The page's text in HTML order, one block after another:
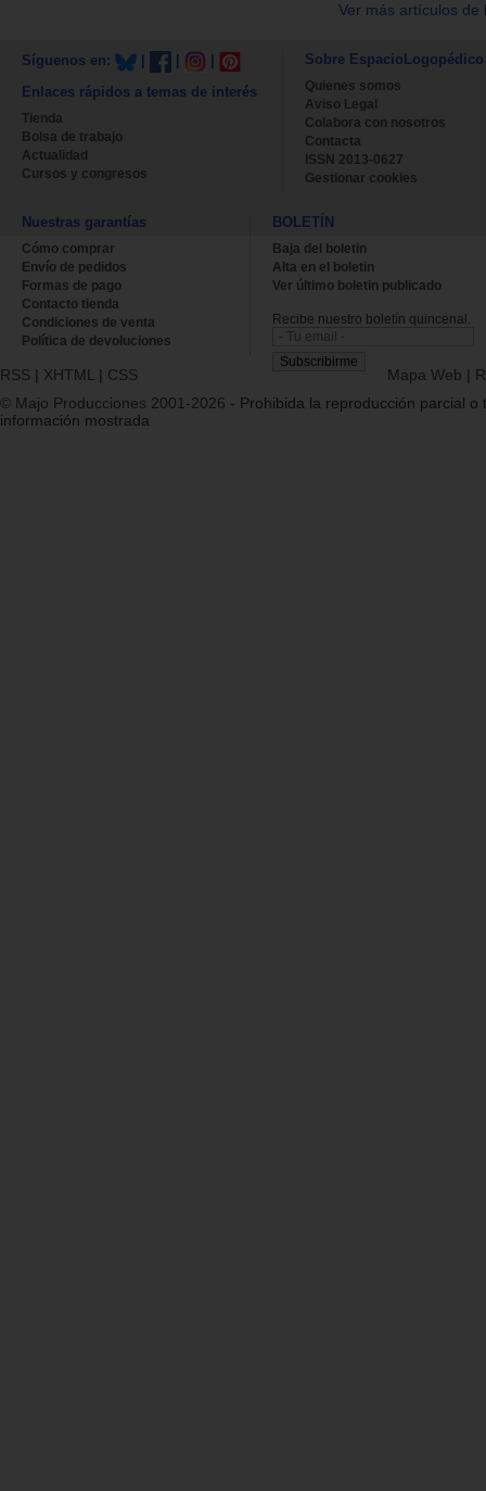
Ver más artículos
Síguenos en:
Enlaces rápidos a temas de interés
Tienda
Bolsa de trabajo
Actualidad
Cursos y congresos
Sobre EspacioLogopédico
Quienes somos
Aviso Legal
Colabora con nosotros
Contacta
ISSN 2013-0627
Gestionar cookies
Nuestras garantías
Cómo comprar
Envío de pedidos
Formas de pago
Contacto tienda
Condiciones de venta
Política de devoluciones
BOLETÍN
Baja del boletin
Alta en el boletin
Ver último boletin publicado
Recibe nuestro boletín quincenal.
RSS | XHTML | CSS Mapa Web |
© Majo Producciones 2001-2026 - Prohibida la reproducción parcial o
información mostrada